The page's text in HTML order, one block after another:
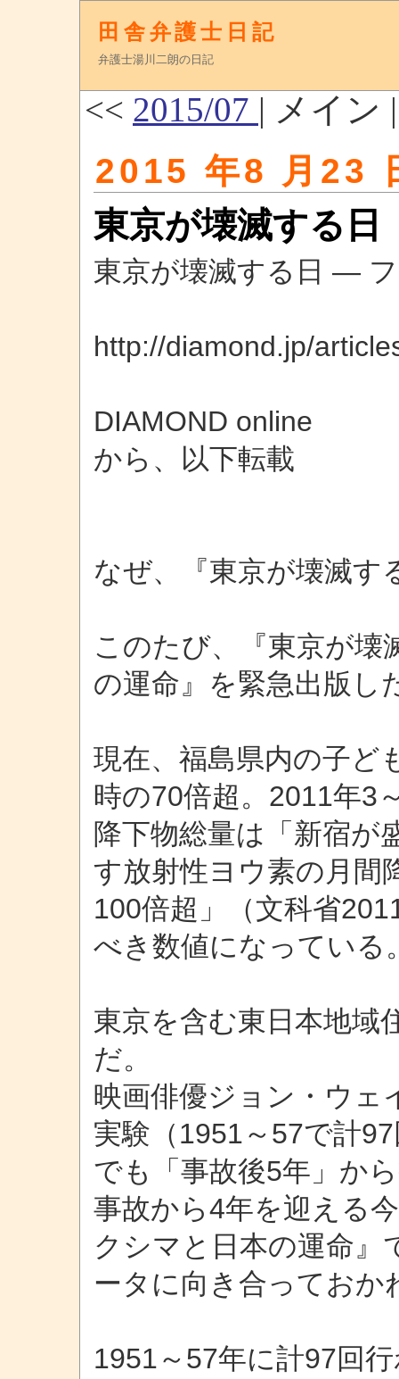
田舎弁護士日記
弁護士湯川二朗の日記
<< 2015/07 | メイン
2015 年8 月23
東京が壊滅する日
東京が壊滅する日 ―
http://diamond.jp/
DIAMOND online
から、以下転載
なぜ、『東京が壊滅す
このたび、『東京が
の運命』を緊急出版し
現在、福島県内の子ど
時の70倍超。2011年3
降下物総量は「新宿が
す放射性ヨウ素の月間
100倍超」（文科省
べき数値になっている
東京を含む東日本地域
だ。
映画俳優ジョン・ウェ
実験（1951～57で計
でも「事故後5年」か
事故から4年を迎える
クシマと日本の運命』
ータに向き合っておか
1951～57年に計97回